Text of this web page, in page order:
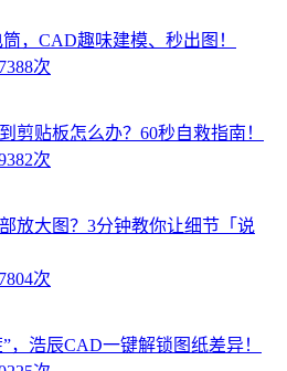
，CAD趣味建模、秒出图！
次
剪贴板怎么办？60秒自救指南！
次
放大图？3分钟教你让细节「说
次
，浩辰CAD一键解锁图纸差异！